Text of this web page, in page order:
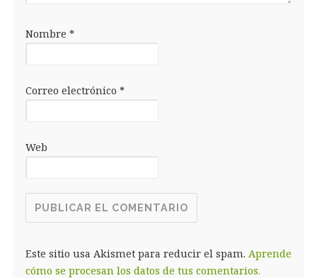
Nombre *
Correo electrónico *
Web
Este sitio usa Akismet para reducir el spam. Aprende
cómo se procesan los datos de tus comentarios.